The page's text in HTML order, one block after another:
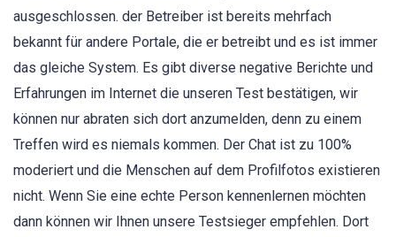
ausgeschlossen. der Betreiber ist bereits mehrfach
bekannt für andere Portale, die er betreibt und es ist immer
das gleiche System. Es gibt diverse negative Berichte und
Erfahrungen im Internet die unseren Test bestätigen, wir
können nur abraten sich dort anzumelden, denn zu einem
Treffen wird es niemals kommen. Der Chat ist zu 100%
moderiert und die Menschen auf dem Profilfotos existieren
nicht. Wenn Sie eine echte Person kennenlernen möchten
dann können wir Ihnen unsere Testsieger empfehlen. Dort